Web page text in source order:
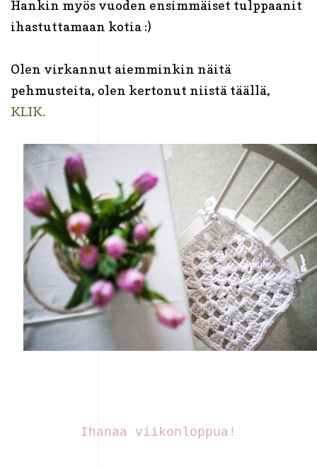
Hankin myös vuoden ensimmäiset tulppaanit
ihastuttamaan kotia :)
Olen virkannut aiemminkin näitä
pehmusteita, olen kertonut niistä täällä,
KLIK.
Ihanaa viikonloppua!